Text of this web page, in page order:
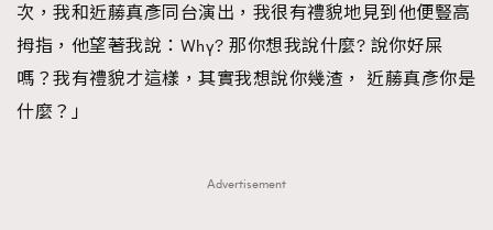
次，我和近蕂真彥同台演出，我很有禮貌地見到他便豎高
拇指，他望著我說：Why? 那你想我說什麼? 說你好屎
嗎？我有禮貌才這樣，其實我想說你幾渣， 近蕂真彥你是
什麼？」
Advertisement